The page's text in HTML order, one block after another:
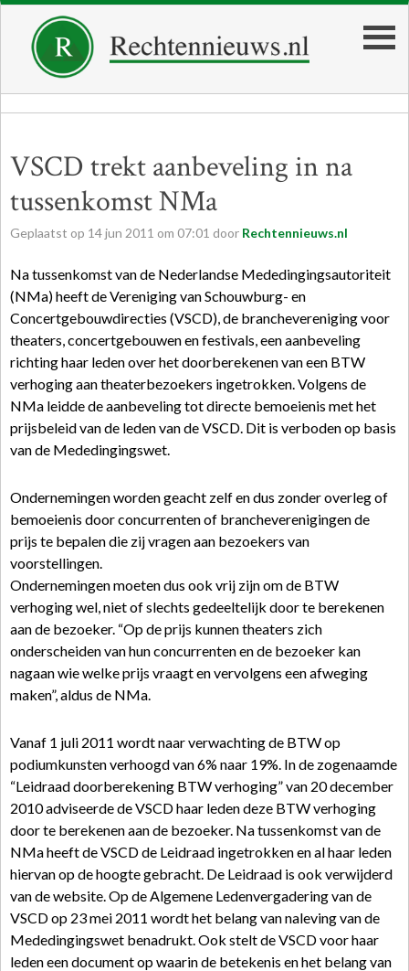
VSCD trekt aanbeveling in na
tussenkomst NMa
Geplaatst op 14jun 2011 om 07:01 door Rechtennieuws.nl
Na tussenkomst van de Nederlandse Mededingingsautoriteit
(NMa) heeft de Vereniging van Schouwburg- en
Concertgebouwdirecties (VSCD), de branchevereniging voor
theaters, concertgebouwen en festivals, een aanbeveling
richting haar leden over het doorberekenen van een BTW
verhoging aan theaterbezoekers ingetrokken. Volgens de
NMa leidde de aanbeveling tot directe bemoeienis met het
prijsbeleid van de leden van de VSCD. Dit is verboden op basis
van de Mededingingswet.
Ondernemingen worden geacht zelf en dus zonder overleg of
bemoeienis door concurrenten of brancheverenigingen de
prijs te bepalen die zij vragen aan bezoekers van
voorstellingen.
Ondernemingen moeten dus ook vrij zijn om de BTW
verhoging wel, niet of slechts gedeeltelijk door te berekenen
aan de bezoeker. “Op de prijs kunnen theaters zich
onderscheiden van hun concurrenten en de bezoeker kan
nagaan wie welke prijs vraagt en vervolgens een afweging
maken”, aldus de NMa.
Vanaf 1 juli 2011 wordt naar verwachting de BTW op
podiumkunsten verhoogd van 6% naar 19%. In de zogenaamde
“Leidraad doorberekening BTW verhoging” van 20 december
2010 adviseerde de VSCD haar leden deze BTW verhoging
door te berekenen aan de bezoeker. Na tussenkomst van de
NMa heeft de VSCD de Leidraad ingetrokken en al haar leden
hiervan op de hoogte gebracht. De Leidraad is ook verwijderd
van de website. Op de Algemene Ledenvergadering van de
VSCD op 23 mei 2011 wordt het belang van naleving van de
Mededingingswet benadrukt. Ook stelt de VSCD voor haar
leden een document op waarin de betekenis en het belang van